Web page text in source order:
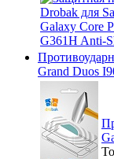
Grand Duos